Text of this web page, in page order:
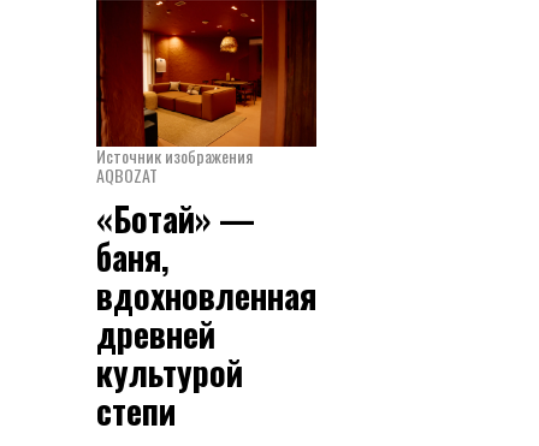
Источник изображения
AQBOZAT
«Ботай» —
баня,
вдохновленная
древней
культурой
степи